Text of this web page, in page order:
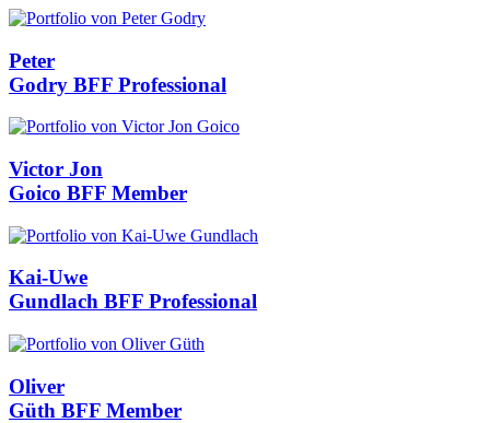
Peter
Godry BFF Professional
Victor Jon
Goico BFF Member
Kai-Uwe
Gundlach BFF Professional
Oliver
Güth BFF Member